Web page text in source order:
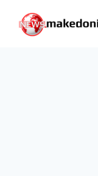
content